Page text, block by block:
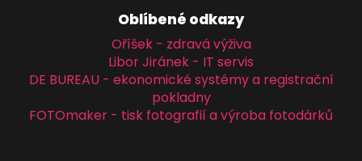
Oblíbené odkazy
Oříšek - zdravá výživa
Libor Jiránek - IT servis
DE BUREAU - ekonomické systémy a registrační
pokladny
FOTOmaker - tisk fotografií a výroba fotodárků